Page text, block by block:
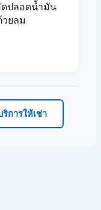
ปลอดน้ำมัน
วยลม
ริการให้เช่า